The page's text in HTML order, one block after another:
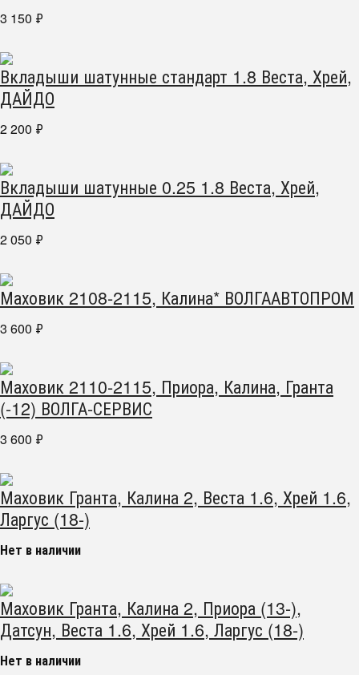
3 150 ₽
Вкладыши шатунные стандарт 1.8 Веста, Хрей,
ДАЙДО
2 200 ₽
Вкладыши шатунные 0.25 1.8 Веста, Хрей,
ДАЙДО
2 050 ₽
Маховик 2108-2115, Калина* ВОЛГААВТОПРОМ
3 600 ₽
Маховик 2110-2115, Приора, Калина, Гранта
(-12) ВОЛГА-СЕРВИС
3 600 ₽
Маховик Гранта, Калина 2, Веста 1.6, Хрей 1.6,
Ларгус (18-)
Нет в наличии
Маховик Гранта, Калина 2, Приора (13-),
Датсун, Веста 1.6, Хрей 1.6, Ларгус (18-)
Нет в наличии